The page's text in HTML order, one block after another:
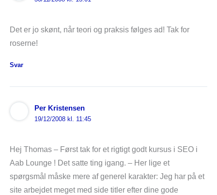
Det er jo skønt, når teori og praksis følges ad! Tak for
roserne!
Svar
Per Kristensen
19/12/2008 kl. 11:45
Hej Thomas – Først tak for et rigtigt godt kursus i SEO i
Aab Lounge ! Det satte ting igang. – Her lige et
spørgsmål måske mere af generel karakter: Jeg har på et
site arbejdet meget med side titler efter dine gode